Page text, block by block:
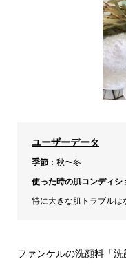
ユーザーデータ
季節 ：秋〜冬
使った時の肌コンディシ
特に大きな肌トラブルは
ファンケルの洗顔料「洗